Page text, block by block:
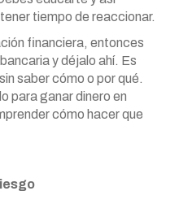
tiempo de reaccionar.
financiera, entonces
y déjalo ahí. Es
saber cómo o por qué.
para ganar dinero en
cómo hacer que